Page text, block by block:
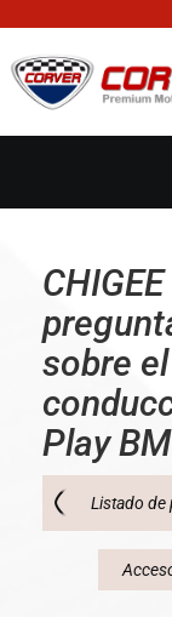
sobre
Play
Listado de